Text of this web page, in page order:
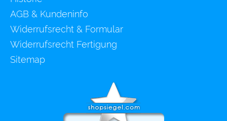
AGB & Kundeninfo
Widerrufsrecht & Formular
Widerrufsrecht Fertigung
Sitemap